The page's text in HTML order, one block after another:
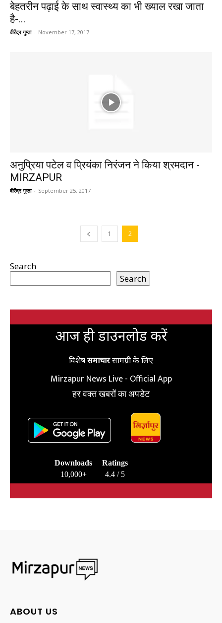
बेहतरीन पढ़ाई के साथ स्वास्थ्य का भी ख्याल रखा जाता
है-...
वीरेंद्र गुप्ता - November 17, 2017
अनुप्रिया पटेल व प्रियंका निरंजन ने किया श्रमदान -
MIRZAPUR
वीरेंद्र गुप्ता - September 25, 2017
1 2
Search
Search
आज ही डाउनलोड करें
विशेषसमाचारसामग्री के लिए
Mirzapur News Live - Official App
हर वक्त खबरों का अपडेट
Downloads
10,000+
Ratings
4.4 / 5
ABOUT US